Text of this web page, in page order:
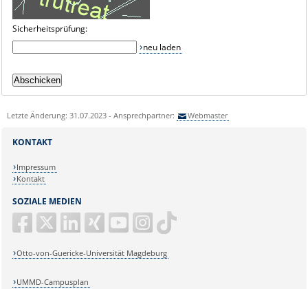
Sicherheitsprüfung:
neu laden
Letzte Änderung: 31.07.2023 - Ansprechpartner: Webmaster
SOZIALE MEDIEN
Otto-von-Guericke-Universität Magdeburg
KONTAKT
Impressum
Kontakt
UMMD-Campusplan